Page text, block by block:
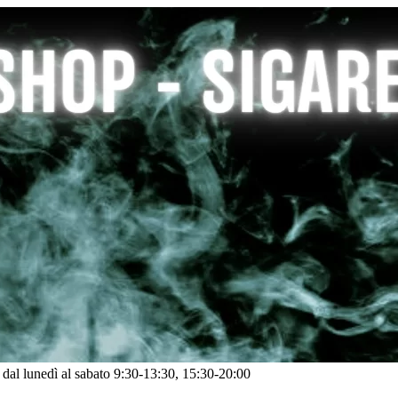
lunedì al sabato 9:30-13:30, 15:30-20:00